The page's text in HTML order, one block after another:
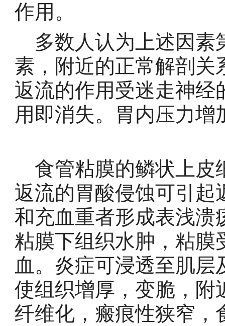
作用。
多数人认为上述因素
素，附近的正常解剖关
返流的作用受迷走神经
用即消失。胃内压力
食管粘膜的鳞状上皮
返流的胃酸侵蚀可引起
和充血重者形成表浅溃
粘膜下组织水肿，粘膜
血。炎症可浸透至肌
使组织增厚，变脆，附
纤维化，瘢痕性狭窄，